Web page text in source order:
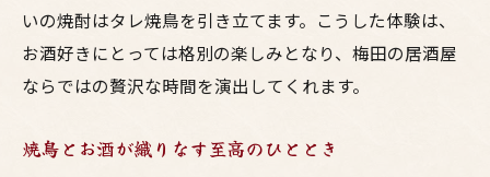
いの焼酎はタレ焼鳥を引き立てます。こうした体験は、
お酒好きにとっては格別の楽しみとなり、梅田の居酒屋
ならではの贅沢な時間を演出してくれます。
焼鳥とお酒が織りなす至高のひととき